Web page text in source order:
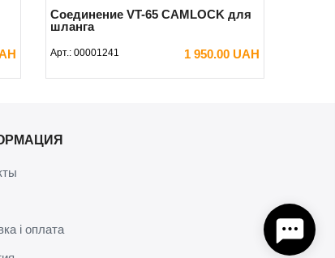
Соединение VT-65 CAMLOCK для
шланга
Арт.: 00001241 1 950.00 UAH
В КОРЗИНУ
і оплата